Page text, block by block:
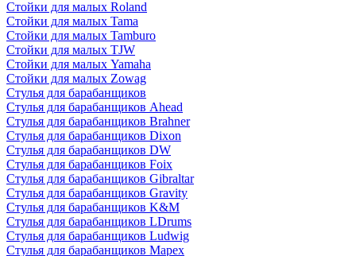
Стойки для малых Roland
Стойки для малых Tama
Стойки для малых Tamburo
Стойки для малых TJW
Стойки для малых Yamaha
Стойки для малых Zowag
Стулья для барабанщиков
Стулья для барабанщиков Ahead
Стулья для барабанщиков Brahner
Стулья для барабанщиков Dixon
Стулья для барабанщиков DW
Стулья для барабанщиков Foix
Стулья для барабанщиков Gibraltar
Стулья для барабанщиков Gravity
Стулья для барабанщиков K&M
Стулья для барабанщиков LDrums
Стулья для барабанщиков Ludwig
Стулья для барабанщиков Mapex